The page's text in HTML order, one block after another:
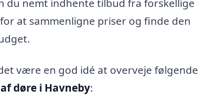
at sammenligne priser og finde den
være en god idé at overveje følgende
døre i Havneby: